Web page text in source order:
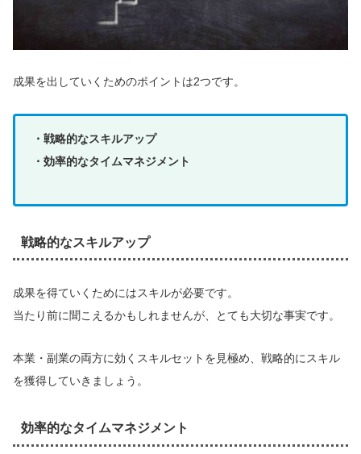
成果を出していくためのポイントは2つです。
・戦略的なスキルアップ
・効率的なタイムマネジメント
戦略的なスキルアップ
成果を得ていくためにはスキルが必要です。
当たり前に聞こえるかもしれませんが、とても大切な事実です。
本業・副業の両方に効くスキルセットを見極め、戦略的にスキル
を獲得していきましょう。
効率的なタイムマネジメント